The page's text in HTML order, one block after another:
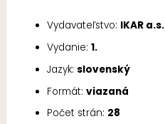
Vydavateľstvo: IKAR a.s.
Vydanie:1.
Jazyk:slovenský
Formát:viazaná
Počet strán: 28